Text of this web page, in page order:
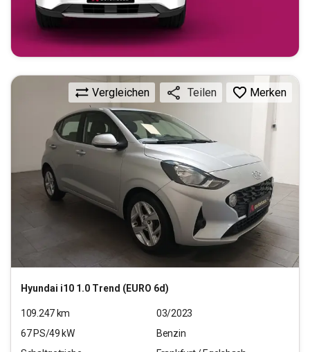
Hyundai i10 1.0 Trend (EURO 6d)
Vergleichen Teilen Merken
109.247km
03/2023
67PS/49 kW
Benzin